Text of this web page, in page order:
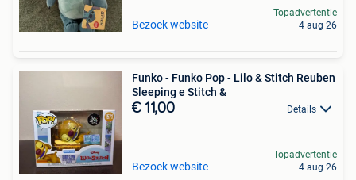
Bezoek website
Topadvertentie
4 aug 26
Funko - Funko Pop - Lilo & Stitch Reuben
Sleeping e Stitch &
€ 11,00 Details
Bezoek website
Topadvertentie
4 aug 26